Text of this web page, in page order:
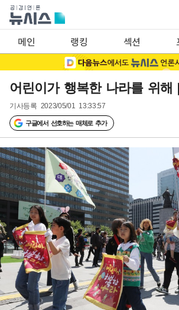
메인 랭킹 섹션
어린이가 행복한 나라를 위해
기사등록 2023/05/01 13:33:57
구글에서 선호하는 매체로 추가